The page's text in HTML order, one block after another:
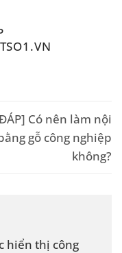
Có nên làm nội
gỗ công nghiệp
không?
hiển thị công